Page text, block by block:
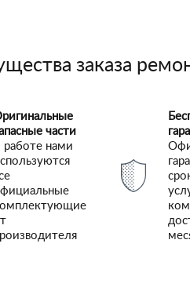
заказа
части
работе нами